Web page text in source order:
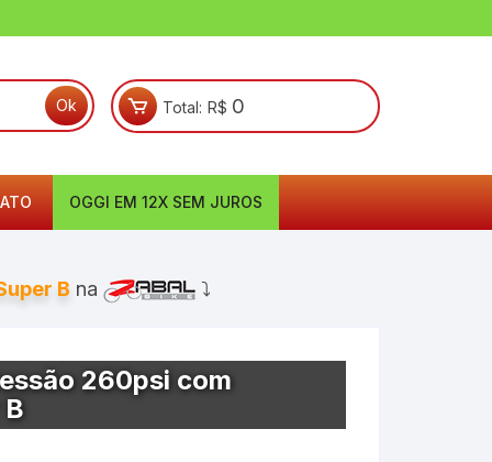
Total: R$ 0
OGGI EM 12X SEM JUROS
B na ⤵
260psi com